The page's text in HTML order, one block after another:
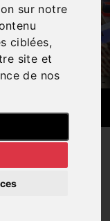
sur notre
ciblées,
site et
de nos